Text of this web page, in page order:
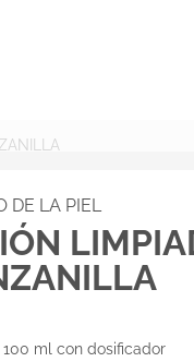
DE LA PIEL
100 ml con dosificador